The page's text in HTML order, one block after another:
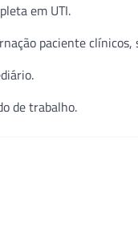
em UTI.
paciente
de trabalho.